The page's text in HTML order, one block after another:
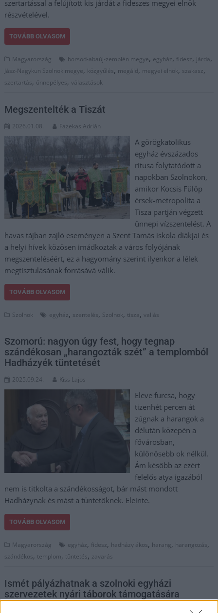
szertartással a felújított kis járdát a fideszes megyei elnök
részvételével.
TOVÁBB OLVASOM
Magyarország borsod-abaúj-zemplén megye, egyház, fidesz, járda,
Jász-Nagykun Szolnok megye, közgyűlés, megáld, megyei elnök, szakasz,
szertartás, ünnepélyes,választások
Megszentelték a Tiszát
2026.01.08. Fazekas Adrián
A görögkatolikus
egyház évszázados
rítusa folytatódott a
napokban Szolnokon,
amikor Kocsis Fülöp
érsek-metropolita a
Tisza partján végzett
ünnepi vízszentelést. A
havas tájban zajló eseményen a Szent Tamás iskola diákjai és
a helyi hívek közösen imádkoztak a város folyójának
megszenteléséért, ez a hagyomány szerint ilyenkor a lélek
megtisztulásának forrásává válik.
TOVÁBB OLVASOM
Szolnok egyház, szentelés, Szolnok, tisza,vallás
Szomorú: nagyon úgy fest, hogy tegnap
szándékosan „harangozták szét” a templomból
Hadházyék tüntetését
2025.09.24. Kiss Lajos
Eleve furcsa, hogy
tizenhét percen át
zúgnak a harangok a
délután közepén a
fővárosban,
különösebb ok nélkül.
Ám később az ezért
felelős atya igazából
nem is titkolta a szándékosságot, bár mást mondott
Hadházynak és mást a tüntetőknek. Eleinte.
TOVÁBB OLVASOM
Magyarország egyház, fidesz, hadházy ákos, harang, harangozás,
szándékos, templom, tüntetés, zavarás
Ismét pályázhatnak a szolnoki egyházi
szervezetek nyári táborok támogatására